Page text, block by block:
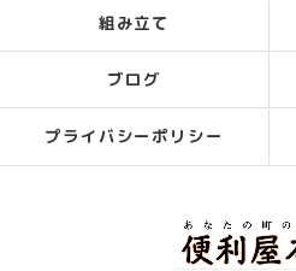
組み立て
ブログ
プライバシーポリシー